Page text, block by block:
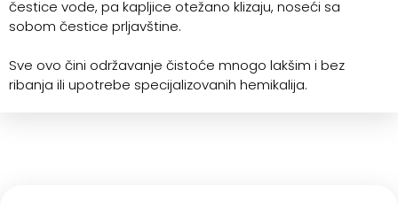
čestice vode, pa kapljice otežano klizaju, noseći sa
sobom čestice prljavštine.
Sve ovo čini održavanje čistoće mnogo lakšim i bez
ribanja ili upotrebe specijalizovanih hemikalija.